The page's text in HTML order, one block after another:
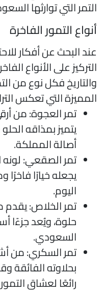
التي توارثها
التمور الفاخرة
البحث عن أفكار
على الأنواع
فكل نوع من
التي تعكس
تمر العجوة: من أرقى
يتميز بمذاقه
أصالة المملكة.
تمر الصقعي: لونه
يجعله خيارًا فاخرًا
اليوم.
تمر الخلاص: يقدم
حلوة، ويُعد جزءًا
السعودي.
تمر السكري: من أشهر
بحلاوته الفائقة
رائعًا لعشاق التمور